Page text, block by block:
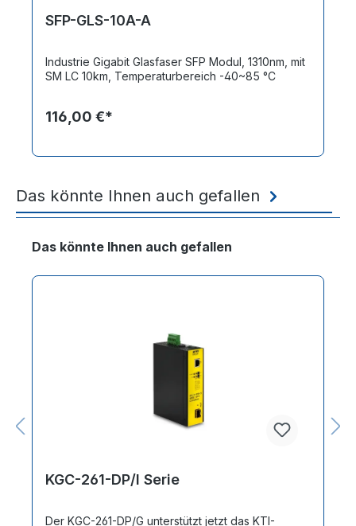
SFP-GLS-10A-A
Industrie Gigabit Glasfaser SFP Modul, 1310nm, mit
SM LC 10km, Temperaturbereich -40~85 °C
116,00 €*
Das könnte Ihnen auch gefallen
Produktgalerie überspringen
Das könnte Ihnen auch gefallen
KGC-261-DP/I Serie
Der KGC-261-DP/G unterstützt jetzt das KTI-